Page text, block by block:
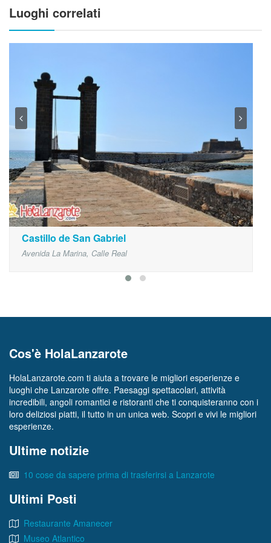
Luoghi correlati
Castillo de San Gabriel
Avenida La Marina, Calle Real
Cos'è HolaLanzarote
HolaLanzarote.com ti aiuta a trovare le migliori esperienze e
luoghi che Lanzarote offre. Paesaggi spettacolari, attività
incredibili, angoli romantici e ristoranti che ti conquisteranno con i
loro deliziosi piatti, il tutto in un unica web. Scopri e vivi le migliori
esperienze.
Ultime notizie
10 cose da sapere prima di trasferirsi a Lanzarote
Ultimi Posti
Restaurante Amanecer
Museo Atlantico